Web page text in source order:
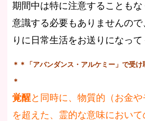
期間中は特に注意することもな
意識する必要もありませんの
りに日常生活をお送りになって
＊＊「アバンダンス・アルケミー」で受け
＊
覚醒と同時に、物質的（お金や
を超えた、霊的な意味において